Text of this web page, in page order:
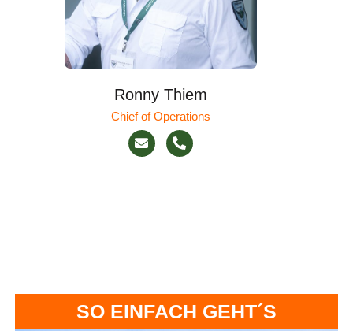
Ronny Thiem
Chief of Operations​
SO EINFACH GEHT´S